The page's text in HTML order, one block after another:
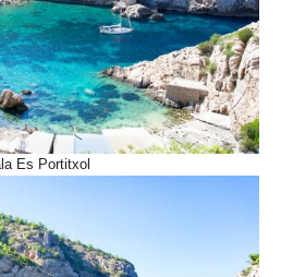
Es Portitxol